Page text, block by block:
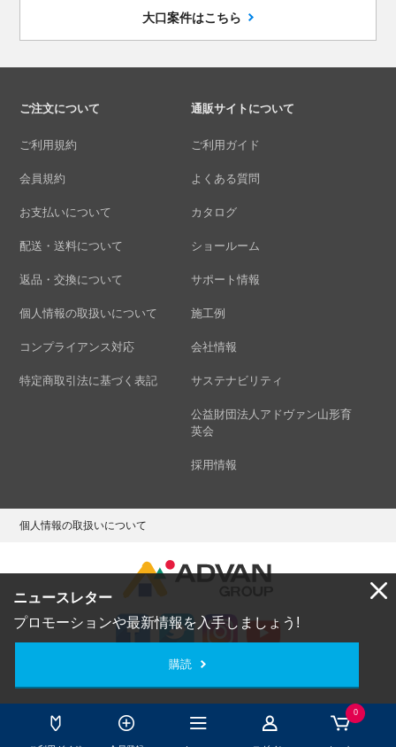
0
ニュースレター
プロモーションや最新情報を入手しましょう!
購読
大口案件はこちら
ご注文について
ご利用規約
会員規約
お支払いについて
配送・送料について
返品・交換について
個人情報の取扱いについて
コンプライアンス対応
特定商取引法に基づく表記
通販サイトについて
ご利用ガイド
よくある質問
カタログ
ショールーム
サポート情報
施工例
会社情報
サステナビリティ
公益財団法人アドヴァン山形育
英会
採用情報
個人情報の取扱いについて